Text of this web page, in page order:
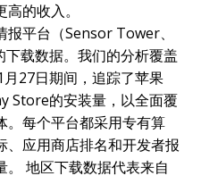
的收入。
平台（Sensor Tower、
载数据。我们的分析覆盖
27日期间，追踪了苹果
Store的安装量，以全面覆
每个平台都采用专有算
、应用商店排名和开发者报
地区下载数据代表来自